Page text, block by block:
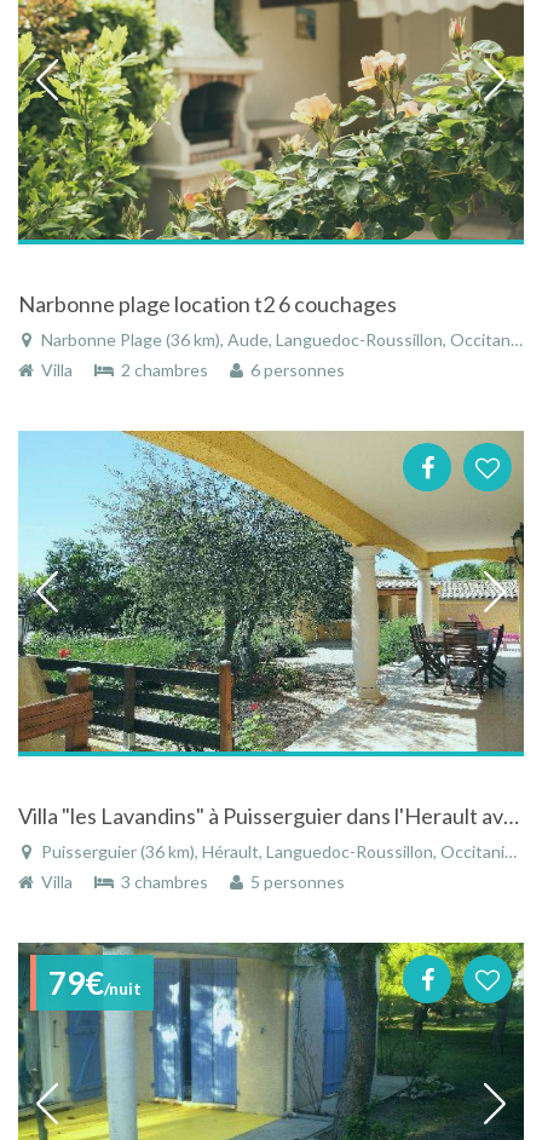
Narbonne plage location t2 6 couchages
Narbonne Plage (36 km), Aude, Languedoc-Roussillon, Occitanie, France
Villa
2 chambres 6 personnes
Villa "les Lavandins" à Puisserguier dans l'Herault avec piscine et vue sur la campagne
Puisserguier (36 km), Hérault, Languedoc-Roussillon, Occitanie, France
Villa
3 chambres 5 personnes
79€/nuit